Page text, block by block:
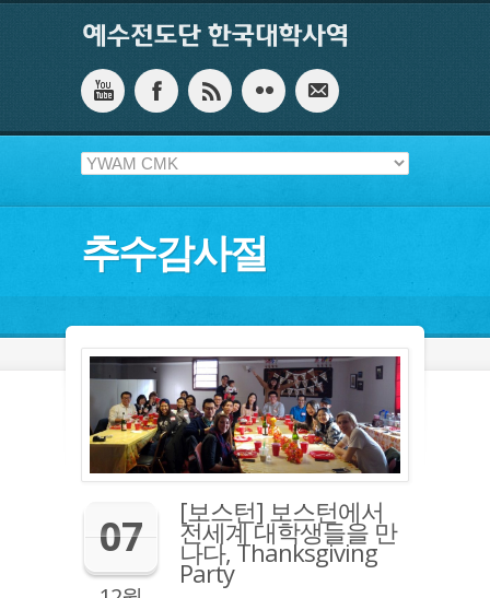
추수감사절
07 [보스턴] 보스턴에서
전세계 대학생들을 만
나다, Thanksgiving
Party